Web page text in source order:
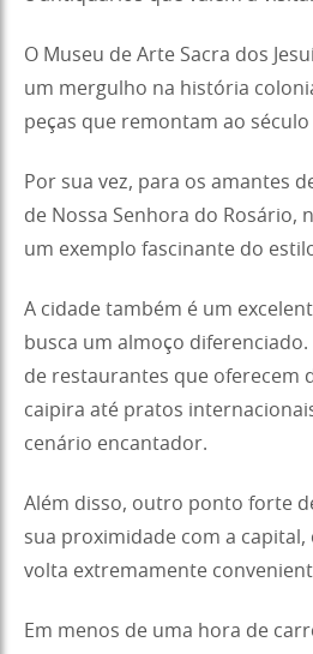
O Museu de Arte Sacra dos
um mergulho na história
peças que remontam ao século
Por sua vez, para os amantes
de Nossa Senhora do Rosário,
um exemplo fascinante do
A cidade também é um
busca um almoço diferenciado.
de restaurantes que oferecem
caipira até pratos
cenário encantador.
Além disso, outro ponto forte
sua proximidade com a
volta extremamente
Em menos de uma hora de